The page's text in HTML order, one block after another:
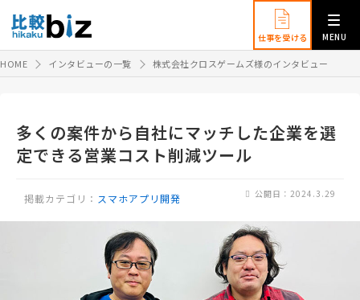
仕事を受ける MENU
HOME インタビューの一覧 株式会社クロスゲームズ様のインタビュー
多くの案件から自社にマッチした企業を選
定できる営業コスト削減ツール
公開日：2024.3.29
掲載カテゴリ： スマホアプリ開発